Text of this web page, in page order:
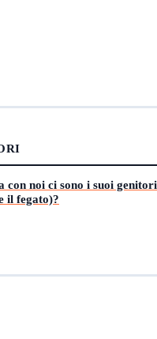
con noi ci sono i suoi
il fegato)?